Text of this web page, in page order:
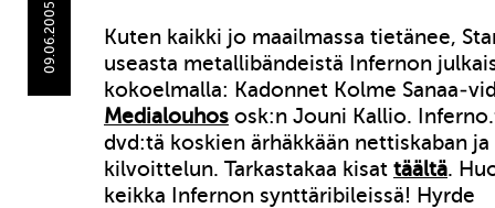
09.06.2005
Kuten kaikki jo maailmassa tietänee,
useasta metallibändeistä Infernon
kokoelmalla: Kadonnet Kolme Sanaa-
Medialouhos osk:n Jouni Kallio.
dvd:tä koskien ärhäkkään nettiskaban
kilvoittelun. Tarkastakaa kisat täältä.
keikka Infernon synttäribileissä! Hyrde